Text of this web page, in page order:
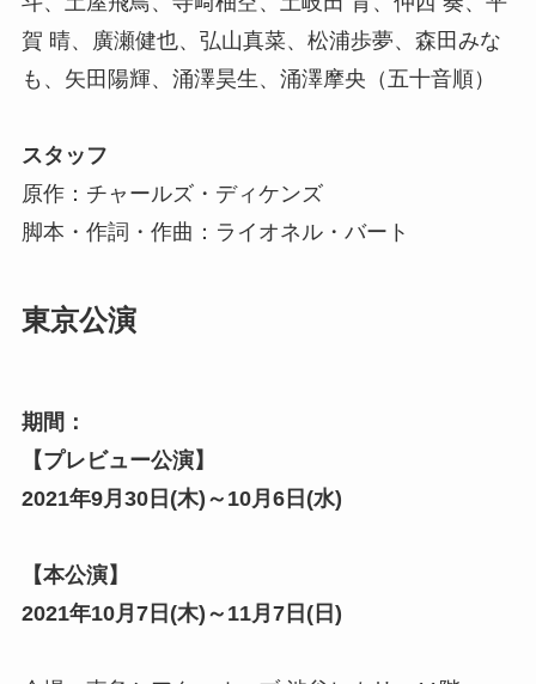
賀 晴、廣瀬健也、弘山真菜、松浦歩夢、森田みな
も、矢田陽輝、涌澤昊生、涌澤摩央（五十音順）
スタッフ
原作：チャールズ・ディケンズ
脚本・作詞・作曲：ライオネル・バート
東京公演
期間：
【プレビュー公演】
2021年9月30日(木)～10月6日(水)
【本公演】
2021年10月7日(木)～11月7日(日)